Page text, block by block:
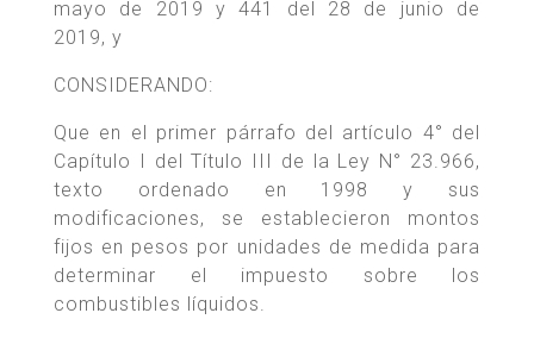
mayo de 2019 y 441 del 28 de junio de
2019, y
CONSIDERANDO:
Que en el primer párrafo del artículo 4° del
Capítulo I del Título III de la Ley N° 23.966,
texto ordenado en 1998 y sus
modificaciones, se establecieron montos
fijos en pesos por unidades de medida para
determinar el impuesto sobre los
combustibles líquidos.